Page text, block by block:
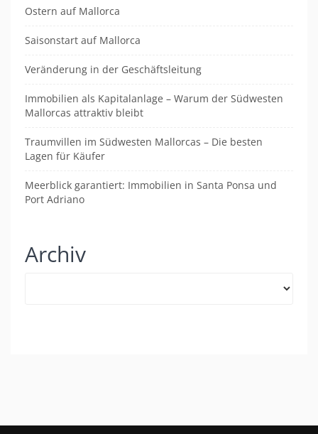
Ostern auf Mallorca
Saisonstart auf Mallorca
Veränderung in der Geschäftsleitung
Immobilien als Kapitalanlage – Warum der Südwesten
Mallorcas attraktiv bleibt
Traumvillen im Südwesten Mallorcas – Die besten
Lagen für Käufer
Meerblick garantiert: Immobilien in Santa Ponsa und
Port Adriano
Archiv